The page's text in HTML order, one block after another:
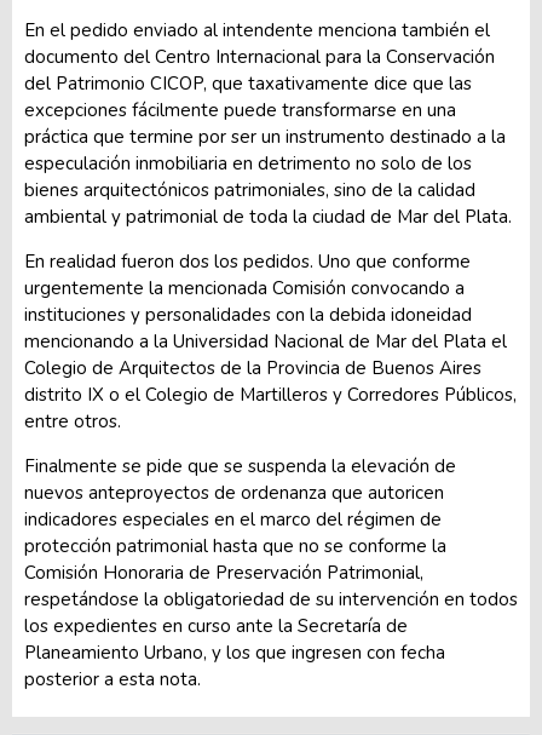
En el pedido enviado al intendente menciona también el
documento del Centro Internacional para la Conservación
del Patrimonio CICOP, que taxativamente dice que las
excepciones fácilmente puede transformarse en una
práctica que termine por ser un instrumento destinado a la
especulación inmobiliaria en detrimento no solo de los
bienes arquitectónicos patrimoniales, sino de la calidad
ambiental y patrimonial de toda la ciudad de Mar del Plata.
En realidad fueron dos los pedidos. Uno que conforme
urgentemente la mencionada Comisión convocando a
instituciones y personalidades con la debida idoneidad
mencionando a la Universidad Nacional de Mar del Plata el
Colegio de Arquitectos de la Provincia de Buenos Aires
distrito IX o el Colegio de Martilleros y Corredores Públicos,
entre otros.
Finalmente se pide que se suspenda la elevación de
nuevos anteproyectos de ordenanza que autoricen
indicadores especiales en el marco del régimen de
protección patrimonial hasta que no se conforme la
Comisión Honoraria de Preservación Patrimonial,
respetándose la obligatoriedad de su intervención en todos
los expedientes en curso ante la Secretaría de
Planeamiento Urbano, y los que ingresen con fecha
posterior a esta nota.